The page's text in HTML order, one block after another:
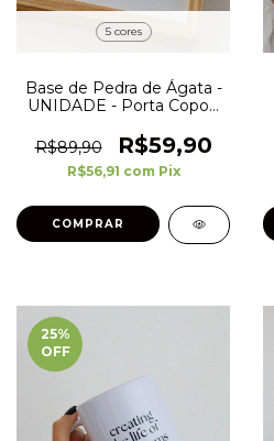
5 cores
Base de Pedra de Ágata -
UNIDADE - Porta Copos,
R$89,90
R$59,90
R$56,91 com Pix
COMPRAR
25%
OFF